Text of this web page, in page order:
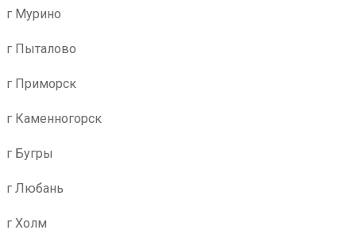
г Мурино
г Пыталово
г Приморск
г Каменногорск
г Бугры
г Любань
г Холм